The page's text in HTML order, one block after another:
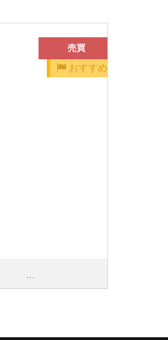
おすすめ
売買